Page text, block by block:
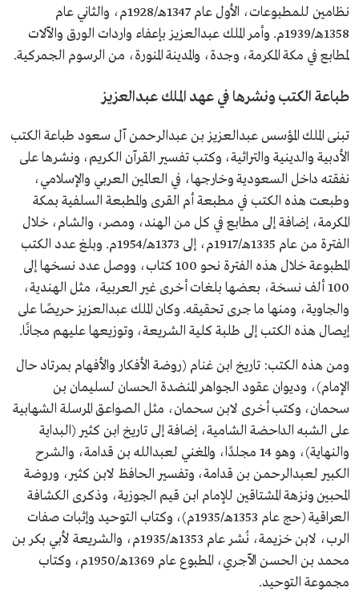
نظامين للمطبوعات، الأول عام 1347هـ/1928م، والثاني عام
1358هـ/1939م. وأمر الملك عبدالعزيز بإعفاء واردات الورق والآلات
لمطابع في مكة المكرمة، وجدة، والمدينة المنورة، من الرسوم الجمركية.
طباعة الكتب ونشرها في عهد الملك عبدالعزيز
تبنى الملك المؤسس عبدالعزيز بن عبدالرحمن آل سعود طباعة الكتب
الأدبية والدينية والتراثية، وكتب تفسير القرآن الكريم، ونشرها على
نفقته داخل السعودية وخارجها، في العالمين العربي والإسلامي،
وطبعت هذه الكتب في مطبعة أم القرى والمطبعة السلفية بمكة
المكرمة، إضافة إلى مطابع في كل من الهند، ومصر، والشام، خلال
الفترة من عام 1335هـ/1917م، إلى 1373هـ/1954م. وبلغ عدد الكتب
المطبوعة خلال هذه الفترة نحو 100 كتاب، ووصل عدد نسخها إلى
100 ألف نسخة، بعضها بلغات أخرى غير العربية، مثل الهندية،
والجاوية، ومنها ما جرى تحقيقه. وكان الملك عبدالعزيز حريصًا على
إيصال هذه الكتب إلى طلبة كلية الشريعة، وتوزيعها عليهم مجانًا.
ومن هذه الكتب: تاريخ ابن غنام (روضة الأفكار والأفهام بمرتاد حال
الإمام)، وديوان عقود الجواهر المنضدة الحسان لسليمان بن
سحمان، وكتب أخرى لابن سحمان، مثل الصواعق المرسلة الشهابية
على الشبه الداحضة الشامية، إضافة إلى تاريخ ابن كثير (البداية
والنهاية)، وهو 14 مجلدًا، والمغني لعبدالله بن قدامة، والشرح
الكبير لعبدالرحمن بن قدامة، وتفسير الحافظ لابن كثير، وروضة
المحبين ونزهة المشتاقين للإمام ابن قيم الجوزية، وذكرى الكشافة
العراقية (حج عام 1353هـ/1935م)، وكتاب التوحيد وإثبات صفات
الرب، لابن خزيمة، نُشر عام 1353هـ/1935م، والشريعة لأبي بكر بن
محمد بن الحسن الآجري، المطبوع عام 1369هـ/1950م، وكتاب
مجموعة التوحيد.